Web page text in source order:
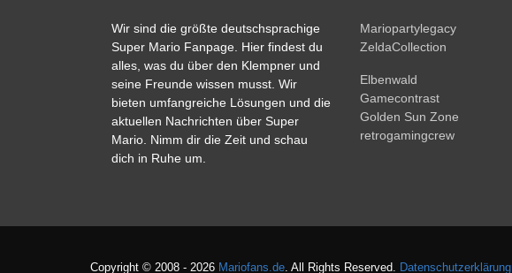
Wir sind die größte deutschsprachige
Super Mario Fanpage. Hier findest du
alles, was du über den Klempner und
seine Freunde wissen musst. Wir
bieten umfangreiche Lösungen und die
aktuellen Nachrichten über Super
Mario. Nimm dir die Zeit und schau
dich in Ruhe um.
Mariopartylegacy
ZeldaCollection
Elbenwald
Gamecontrast
Golden Sun Zone
retrogamingcrew
Copyright © 2008 - 2026 Mariofans.de. All Rights Reserved. Datenschutzerklärung